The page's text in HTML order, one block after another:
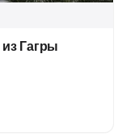
Гагры